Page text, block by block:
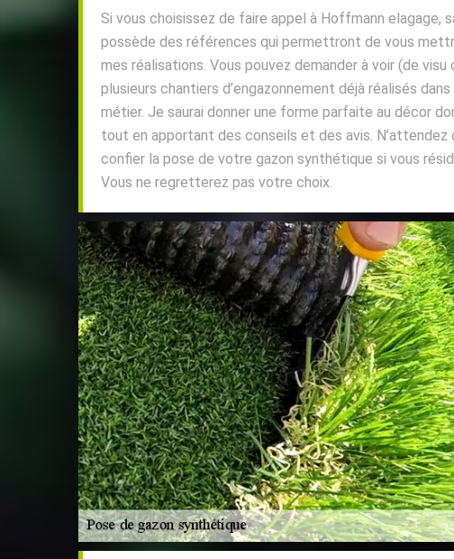
Si vous choisissez de faire appel à Hoffmann elagage,
possède des références qui permettront de vous
mes réalisations. Vous pouvez demander à voir (de visu
plusieurs chantiers d’engazonnement déjà réalisés
métier. Je saurai donner une forme parfaite au décor
tout en apportant des conseils et des avis. N’attendez
confier la pose de votre gazon synthétique si vous
Vous ne regretterez pas votre choix.